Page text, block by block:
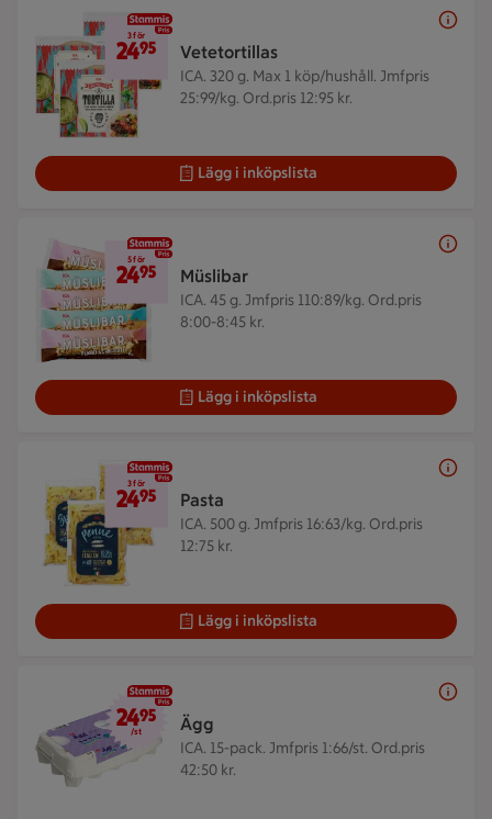
Vetetortillas
ICA. 320 g. Max 1 köp/hushåll. Jmfpris
25:99/kg. Ord.pris 12:95 kr.
3 för 24,95 kr
3 för
2495
Lägg i inköpslista
Müslibar
ICA. 45 g. Jmfpris 110:89/kg. Ord.pris
8:00-8:45 kr.
5 för 24,95 kr
5 för
2495
Lägg i inköpslista
Pasta
ICA. 500 g. Jmfpris 16:63/kg. Ord.pris
12:75 kr.
3 för 24,95 kr
3 för
2495
Lägg i inköpslista
Ägg
ICA. 15-pack. Jmfpris 1:66/st. Ord.pris
42:50 kr.
24,95 kr/st
2495
/st